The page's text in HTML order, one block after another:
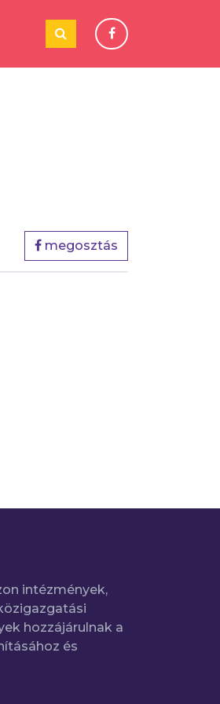
megosztás
intézmények,
hozzájárulnak a
és